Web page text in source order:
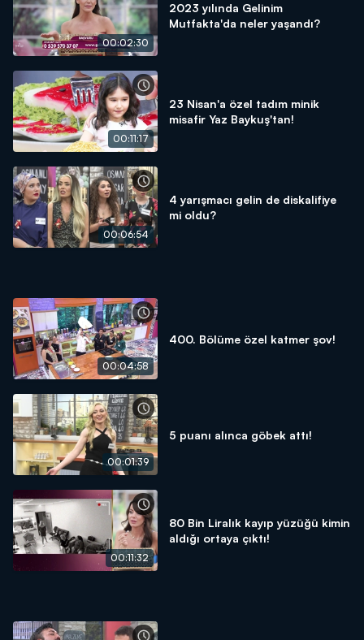
00:02:30
2023 yılında Gelinim
Mutfakta'da neler yaşandı?
00:11:17
23 Nisan'a özel tadım minik
misafir Yaz Baykuş'tan!
00:06:54
4 yarışmacı gelin de diskalifiye
mi oldu?
00:04:58
400. Bölüme özel katmer şov!
00:01:39
5 puanı alınca göbek attı!
00:11:32
80 Bin Liralık kayıp yüzüğü kimin
aldığı ortaya çıktı!